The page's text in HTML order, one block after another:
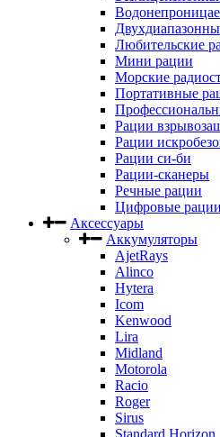
Любительские
Мини рации
Морские
Портативные
Рации
Рации
Рации си-би
Рации-сканеры
Речные рации
Цифровые рации
Аксессуары
Аккумуляторы
AjetRays
Alinco
Hytera
Icom
Kenwood
Lira
Midland
Motorola
Racio
Roger
Sirus
Standard Horizon